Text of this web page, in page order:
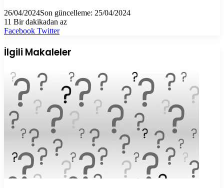
26/04/2024Son güncelleme: 25/04/2024
11 Bir dakikadan az
Facebook TwitterLinkedIn
Tumblr
Pinterest
Reddit
VKontakte
E-
ile
paylaş
Yazdır
İlgili Makaleler